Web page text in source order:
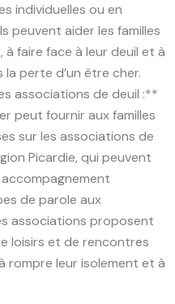
individuelles ou en
peuvent aider les familles
faire face à leur deuil et à
perte d’un être cher.
associations de deuil :**
peut fournir aux familles
sur les associations de
Picardie, qui peuvent
de parole aux
associations proposent
loisirs et de rencontres
rompre leur isolement et à